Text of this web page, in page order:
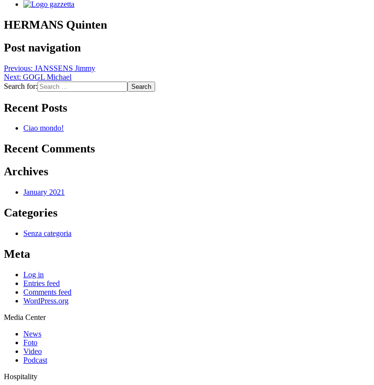
HERMANS Quinten
Post navigation
Previous: JANSSENS Jimmy
Next: GOGL Michael
Search for:
Recent Posts
Ciao mondo!
Recent Comments
Archives
January 2021
Categories
Senza categoria
Meta
Log in
Entries feed
Comments feed
WordPress.org
Media Center
News
Foto
Video
Podcast
Hospitality